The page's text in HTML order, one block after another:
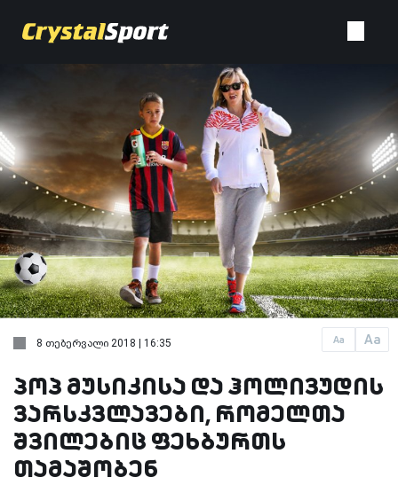
Aa Aa
8 თებერვალი 2018 | 16:35
პოპ მუსიკისა და ჰოლივუდის
ვარსკვლავები, რომელთა
შვილებიც ფეხბურთს
თამაშობენ